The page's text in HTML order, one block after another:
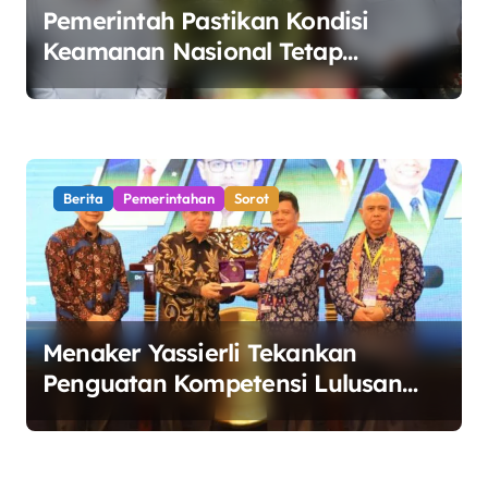
Pemerintah Pastikan Kondisi
Keamanan Nasional Tetap
Kondusif Jelang HUT ke-81 RI,
Berita Pemerintahan Sorot
Menaker Yassierli Tekankan
Penguatan Kompetensi Lulusan
Perguruan Tinggi untuk Hadapi